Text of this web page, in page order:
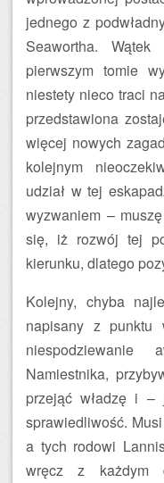
jednego z
Seawortha.
pierwszym tomie
niestety nieco traci
przedstawiona
więcej nowych
kolejnym
udział w tej
wyzwaniem –
się, iż rozwój tej
kierunku, dlatego
Kolejny, chyba
napisany z punktu
niespodziewanie
Namiestnika,
przejąć władzę i
sprawiedliwość.
a tych rodowi
wręcz z